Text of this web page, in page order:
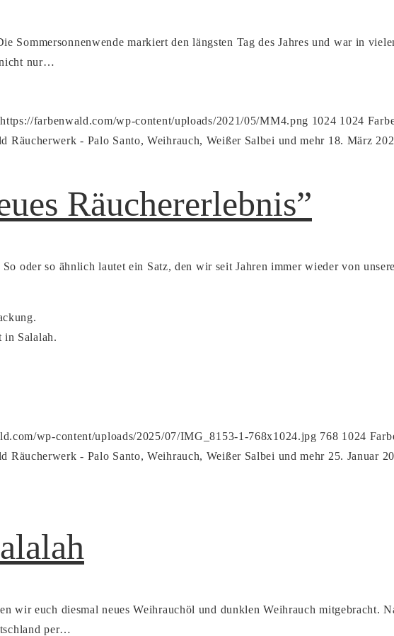
Sommersonnenwende markiert den längsten Tag des Jahres und war in
nicht nur…
https://farbenwald.com/wp-content/uploads/2021/05/MM4.png 1024 1024
Räucherwerk - Palo Santo, Weihrauch, Weißer Salbei und mehr 18. März
Räuchererlebnis”
oder so ähnlich lautet ein Satz, den wir seit Jahren immer wieder von
wp-content/uploads/2025/07/IMG_8153-1-768x1024.jpg 768 1024
Räucherwerk - Palo Santo, Weihrauch, Weißer Salbei und mehr 25. Januar
wir euch diesmal neues Weihrauchöl und dunklen Weihrauch mitgebracht.
per…